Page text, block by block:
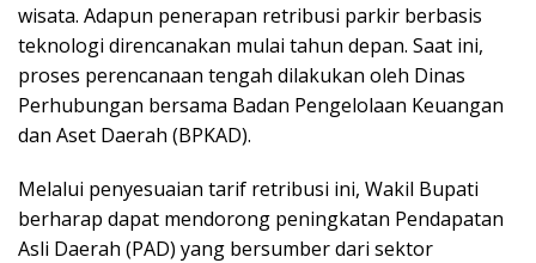
wisata. Adapun penerapan retribusi parkir berbasis
teknologi direncanakan mulai tahun depan. Saat ini,
proses perencanaan tengah dilakukan oleh Dinas
Perhubungan bersama Badan Pengelolaan Keuangan
dan Aset Daerah (BPKAD).
Melalui penyesuaian tarif retribusi ini, Wakil Bupati
berharap dapat mendorong peningkatan Pendapatan
Asli Daerah (PAD) yang bersumber dari sektor